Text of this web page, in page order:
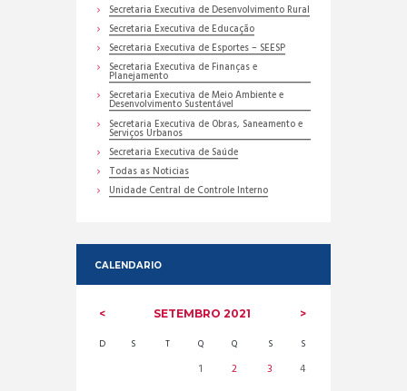
Secretaria Executiva de Desenvolvimento Rural
Secretaria Executiva de Educação
Secretaria Executiva de Esportes – SEESP
Secretaria Executiva de Finanças e
Planejamento
Secretaria Executiva de Meio Ambiente e
Desenvolvimento Sustentável
Secretaria Executiva de Obras, Saneamento e
Serviços Urbanos
Secretaria Executiva de Saúde
Todas as Noticias
Unidade Central de Controle Interno
CALENDARIO
SETEMBRO 2021
D S T Q Q S S
1 2 3 4